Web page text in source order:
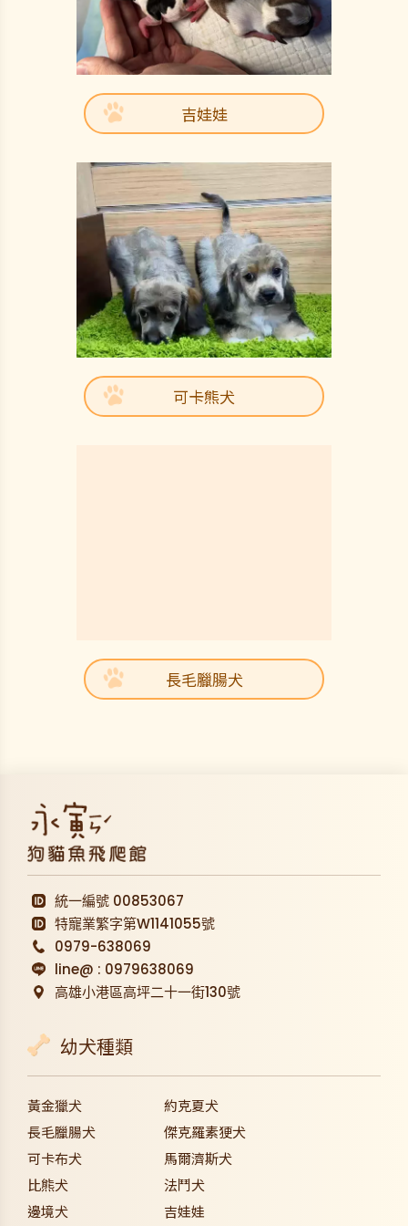
吉娃娃
可卡熊犬
長毛臘腸犬
統一編號 00853067
特寵業繁字第W1141055號
0979-638069
line@ : 0979638069
高雄小港區高坪二十一街130號
幼犬種類
黃金獵犬
約克夏犬
長毛臘腸犬
傑克羅素㹴犬
可卡布犬
馬爾濟斯犬
比熊犬
法鬥犬
邊境犬
吉娃娃